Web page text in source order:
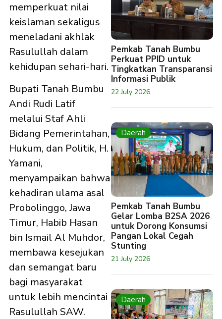
memperkuat nilai
keislaman sekaligus
meneladani akhlak
Rasulullah dalam
kehidupan sehari-hari.
Bupati Tanah Bumbu
Andi Rudi Latif
melalui Staf Ahli
Bidang Pemerintahan,
Hukum, dan Politik, H.
Yamani,
menyampaikan bahwa
kehadiran ulama asal
Probolinggo, Jawa
Timur, Habib Hasan
bin Ismail Al Muhdor,
membawa kesejukan
dan semangat baru
bagi masyarakat
untuk lebih mencintai
Rasulullah SAW.
Pemkab Tanah Bumbu
Perkuat PPID untuk
Tingkatkan Transparansi
Informasi Publik
22 July 2026
Daerah
Pemkab Tanah Bumbu
Gelar Lomba B2SA 2026
untuk Dorong Konsumsi
Pangan Lokal Cegah
Stunting
21 July 2026
Daerah